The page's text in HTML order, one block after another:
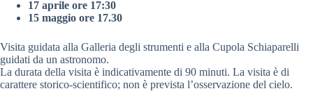
17 aprile ore 17:30
15 maggio ore 17.30
Visita guidata alla Galleria degli strumenti e alla Cupola Schiaparelli
guidati da un astronomo.
La durata della visita è indicativamente di 90 minuti. La visita è di
carattere storico-scientifico; non è prevista l’osservazione del cielo.